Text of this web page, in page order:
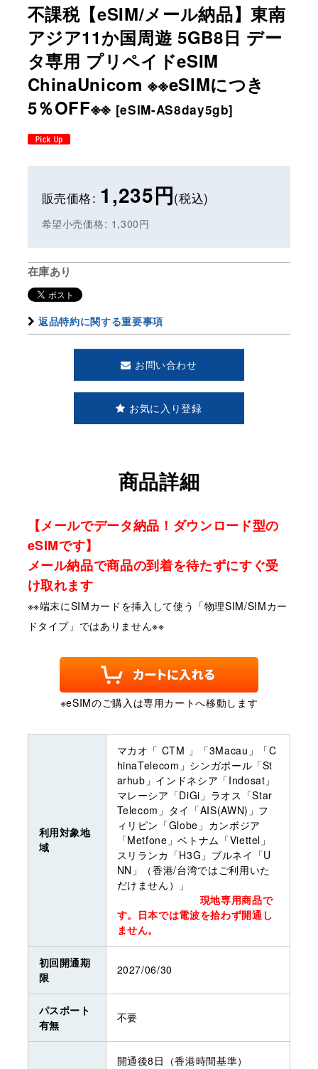
不課税【eSIM/メール納品】東南
アジア11か国周遊 5GB8日 デー
タ専用 プリペイドeSIM
ChinaUnicom ※※eSIMにつき
5％OFF※※ [eSIM-AS8day5gb]
販売価格: 1,235円(税込)
希望小売価格: 1,300円
在庫あり
返品特約に関する重要事項
お問い合わせ
お気に入り登録
商品詳細
【メールでデータ納品！ダウンロード型の
eSIMです】
メール納品で商品の到着を待たずにすぐ受
け取れます
※※端末にSIMカードを挿入して使う「物理SIM/SIMカー
ドタイプ」ではありません※※
※eSIMのご購入は専用カートへ移動します
利用対象地
域
マカオ「 CTM 」「3Macau」「C
hinaTelecom」シンガポール「St
arhub」インドネシア「Indosat」
マレーシア「DiGi」ラオス「Star
Telecom」タイ「AIS(AWN)」フ
ィリピン「Globe」カンボジア
「Metfone」ベトナム「Viettel」
スリランカ「H3G」ブルネイ「U
NN」（香港/台湾ではご利用いた
だけません）」
現地専用商品で
す。日本では電波を拾わず開通し
ません。
初回開通期
限
2027/06/30
パスポート
有無
不要
開通後8日（香港時間基準）